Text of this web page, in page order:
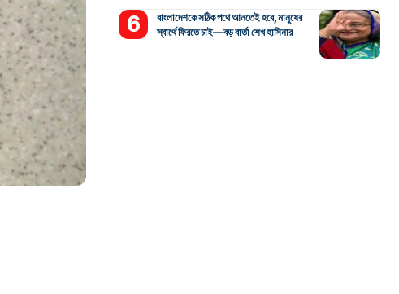
বাংলাদেশকে সঠিক পথে আনতেই হবে, মানুষের
স্বার্থে ফিরতে চাই—বড় বার্তা শেখ হাসিনার